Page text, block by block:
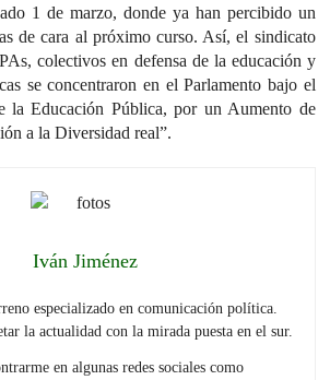
1 de marzo, donde ya han percibido un
de cara al próximo curso. Así, el sindicato
colectivos en defensa de la educación y
se concentraron en el Parlamento bajo el
la Educación Pública, por un Aumento de
a la Diversidad real”.
Iván Jiménez
especializado en comunicación política.
la actualidad con la mirada puesta en el sur.
en algunas redes sociales como